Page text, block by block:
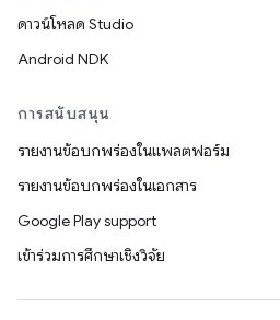
ดาวน์โหลด Studio
Android NDK
การสนับสนุน
รายงานข้อบกพร่องในแพลตฟอร์ม
รายงานข้อบกพร่องในเอกสาร
Google Play support
เข้าร่วมการศึกษาเชิงวิจัย